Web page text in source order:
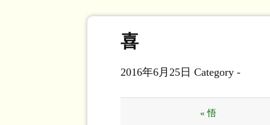
喜
2016年6月25日 Category -
« 悟